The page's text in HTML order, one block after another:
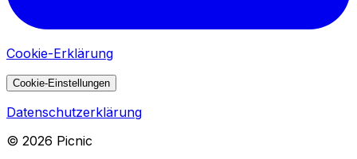
Cookie-Erklärung
Cookie-Einstellungen
Datenschutzerklärung
© 2026 Picnic